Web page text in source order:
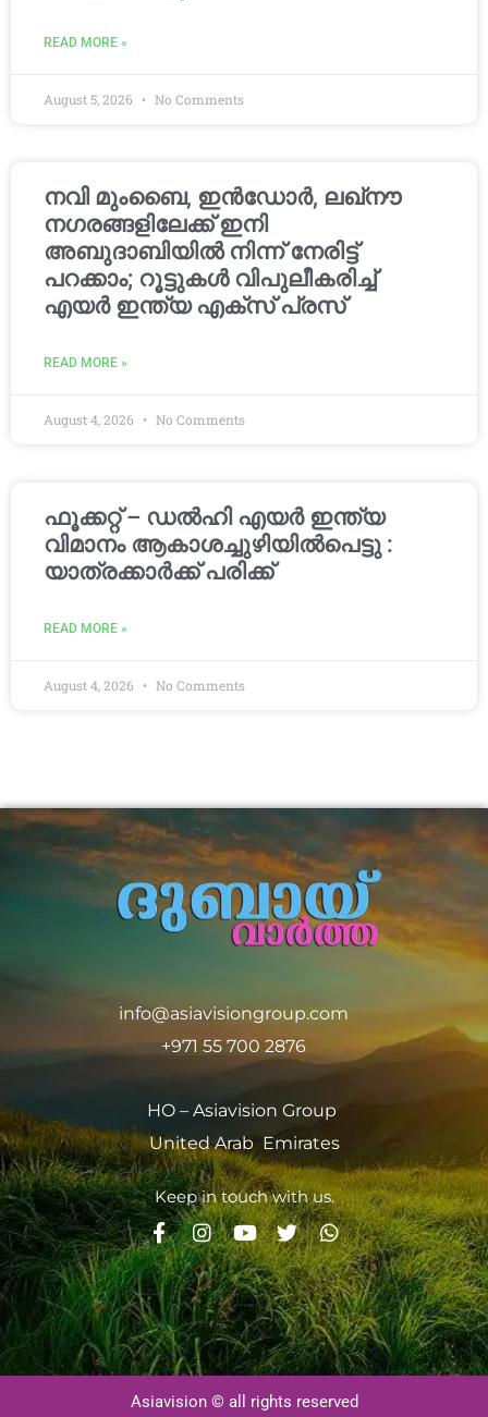
READ MORE »
August 5, 2026 No Comments
നവി മുംബൈ, ഇൻഡോർ, ലഖ്നൗ
നഗരങ്ങളിലേക്ക് ഇനി
അബുദാബിയിൽ നിന്ന് നേരിട്ട്
പറക്കാം; റൂട്ടുകൾ വിപുലീകരിച്ച്
എയർ ഇന്ത്യ എക്സ് പ്രസ്
READ MORE »
August 4, 2026 No Comments
ഫൂക്കറ്റ് – ഡൽഹി എയര്‍ ഇന്ത്യ
വിമാനം ആകാശച്ചുഴിയില്‍പെട്ടു :
യാത്രക്കാര്‍ക്ക് പരിക്ക്
READ MORE »
August 4, 2026 No Comments
info@asiavisiongroup.com
+971 55 700 2876
HO – Asiavision Group
United Arab Emirates
Keep in touch with us.
Asiavision © all rights reserved